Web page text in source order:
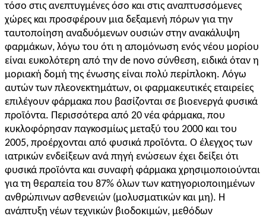
τόσο στις ανεπτυγμένες όσο και στις αναπτυσσόμενες
χώρες και προσφέρουν μια δεξαμενή πόρων για την
ταυτοποίηση αναδυόμενων ουσιών στην ανακάλυψη
φαρμάκων, λόγω του ότι η απομόνωση ενός νέου μορίου
είναι ευκολότερη από την de novo σύνθεση, ειδικά όταν η
μοριακή δομή της ένωσης είναι πολύ περίπλοκη. Λόγω
αυτών των πλεονεκτημάτων, οι φαρμακευτικές εταιρείες
επιλέγουν φάρμακα που βασίζονται σε βιοενεργά φυσικά
προϊόντα. Περισσότερα από 20 νέα φάρμακα, που
κυκλοφόρησαν παγκοσμίως μεταξύ του 2000 και του
2005, προέρχονται από φυσικά προϊόντα. Ο έλεγχος των
ιατρικών ενδείξεων ανά πηγή ενώσεων έχει δείξει ότι
φυσικά προϊόντα και συναφή φάρμακα χρησιμοποιούνται
για τη θεραπεία του 87% όλων των κατηγοριοποιημένων
ανθρώπινων ασθενειών (μολυσματικών και μη). Η
ανάπτυξη νέων τεχνικών βιοδοκιμών, μεθόδων